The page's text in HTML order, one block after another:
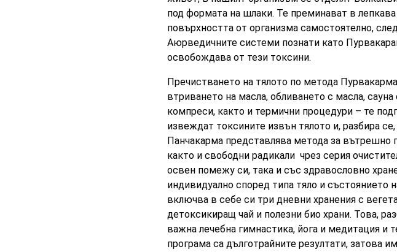
под формата на шлаки. Те преминават в
повърхността от организма самостоятелно,
Аюрведичните системи познати като
освобождава от тези токсини.
Пречистването на тялото по метода Пурвакарма
втриването на масла, обливането с масла,
компреси, както и термични процедури – те
извеждат токсините извън тялото и, разбира се,
Панчакарма представлява метода за вътрешно
както и свободни радикали чрез серия
освен помежу си, така и със здравословно
индивидуално според типа тяло и състоянието
включва в себе си три дневни хранения с
детоксикиращ чай и полезни био храни. Това,
важна лечебна гимнастика, йога и медитация и
програма са дълготрайните резултати, затова